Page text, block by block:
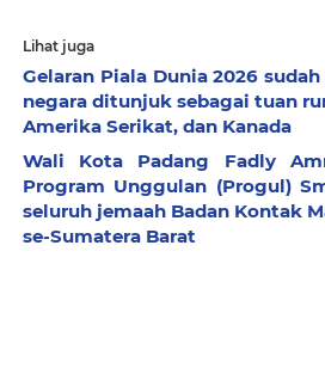
Lihat juga
Gelaran Piala Dunia 2026
negara ditunjuk sebagai tuan
Amerika Serikat, dan Kanada
Wali Kota Padang Fadly
Program Unggulan (Progul)
seluruh jemaah Badan Kontak
se-Sumatera Barat